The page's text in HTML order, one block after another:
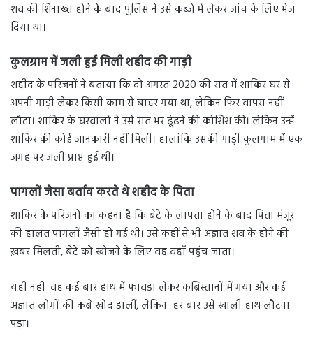
शव की शिनाख्त होने के बाद पुलिस ने उसे कब्जे में लेकर जांच के लिए भेज
दिया था।
कुलग्राम में जली हुई मिली शहीद की गाड़ी
शहीद के परिजनों ने बताया कि दो अगस्त 2020 की रात में शाकिर घर से
अपनी गाड़ी लेकर किसी काम से बाहर गया था, लेकिन फिर वापस नहीं
लौटा। शाकिर के घरवालों ने उसे रात भर ढूंढने की कोशिश की। लेकिन उन्हें
शाकिर की कोई जानकारी नहीं मिली। हालांकि उसकी गाड़ी कुलगाम में एक
जगह पर जली प्राप्त हुई थी।
पागलों जैसा बर्ताव करते थे शहीद के पिता
शाकिर के परिजनों का कहना है कि बेटे के लापता होने के बाद पिता मंजूर
की हालत पागलों जैसी हो गई थी। उसे कहीं से भी अज्ञात शव के होने की
ख़बर मिलती, बेटे को खोजने के लिए वह वहाँ पहुंच जाता।
यही नहीं वह कई बार हाथ में फावड़ा लेकर कब्रिस्तानों में गया और कई
अज्ञात लोगों की कब्रें खोद डालीं, लेकिन हर बार उसे खाली हाथ लौटना
पड़ा।